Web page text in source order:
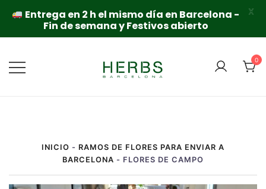
contenido
0
INICIO - RAMOS DE FLORES PARA ENVIAR A
BARCELONA - FLORES DE CAMPO
Entrega en 2 h el mismo día en Barcelona -
Fin de semana y Festivos abierto
X